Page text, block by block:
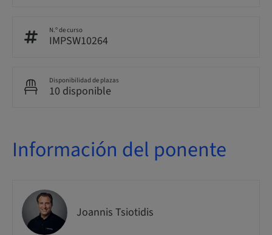
N.º de curso
IMPSW10264
Disponibilidad de plazas
10 disponible
Información del ponente
Joannis Tsiotidis